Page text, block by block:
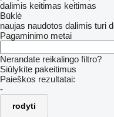
dalimis keitimas keitimas
Būklė
naujas naudotos dalimis turi
Pagaminimo metai
Nerandate reikalingo filtro?
Siūlykite pakeitimus
Paieškos rezultatai:
-
rodyti